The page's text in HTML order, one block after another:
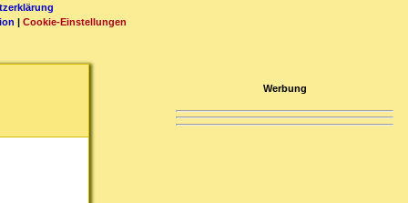
| Cookie-Einstellungen
Werbung